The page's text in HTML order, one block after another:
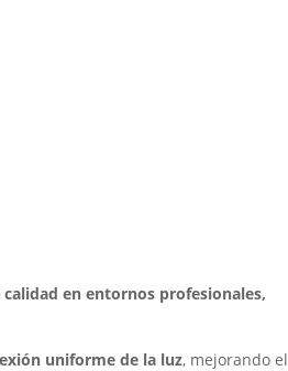
en entornos profesionales,
uniforme de la luz, mejorando el